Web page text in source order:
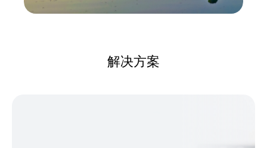
解决方案